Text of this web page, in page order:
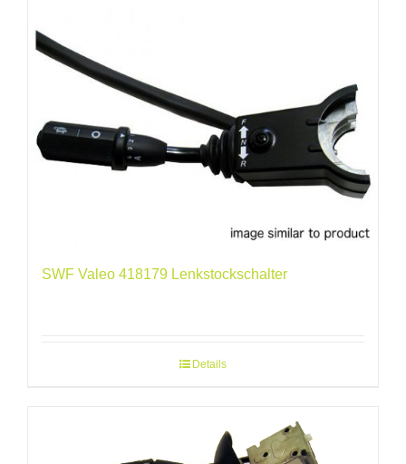
SWF Valeo 418179 Lenkstockschalter
Details